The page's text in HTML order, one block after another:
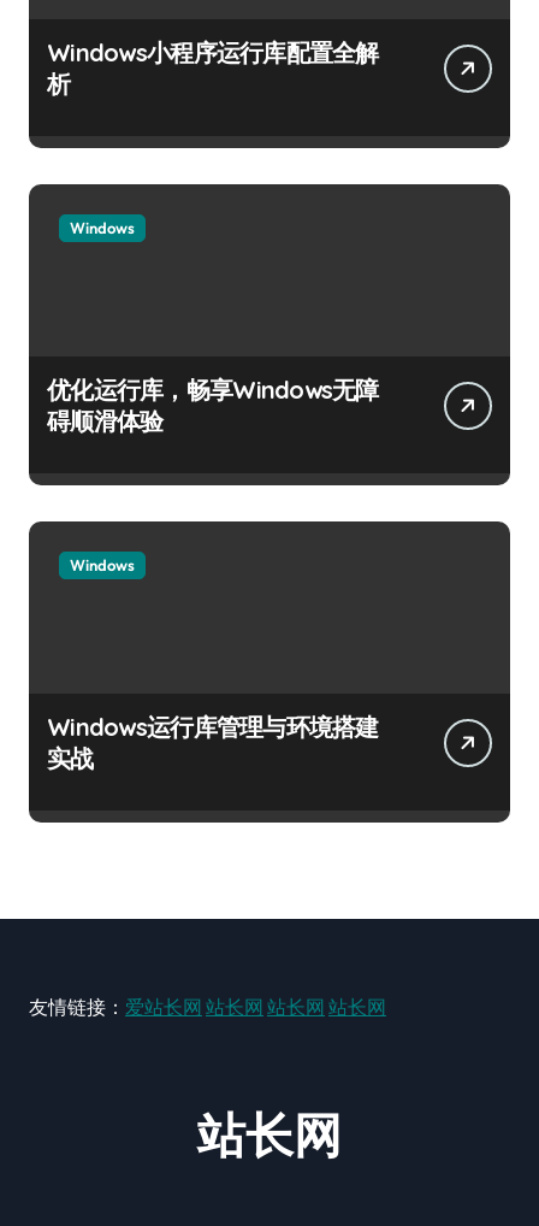
Windows小程序运行库配置全解
析
Windows
优化运行库，畅享Windows无障
碍顺滑体验
Windows
Windows运行库管理与环境搭建
实战
友情链接： 爱站长网 站长网 站长网 站长网
站长网